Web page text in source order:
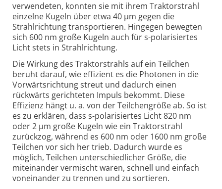
verwendeten, konnten sie mit ihrem Traktorstrahl
einzelne Kugeln über etwa 40 µm gegen die
Strahlrichtung transportieren. Hingegen bewegten
sich 600 nm große Kugeln auch für s-polarisiertes
Licht stets in Strahlrichtung.
Die Wirkung des Traktorstrahls auf ein Teilchen
beruht darauf, wie effizient es die Photonen in die
Vorwärtsrichtung streut und dadurch einen
rückwärts gerichteten Impuls bekommt. Diese
Effizienz hängt u. a. von der Teilchengröße ab. So ist
es zu erklären, dass s-polarisiertes Licht 820 nm
oder 2 µm große Kugeln wie ein Traktorstrahl
zurückzog, während es 600 nm oder 1600 nm große
Teilchen vor sich her trieb. Dadurch wurde es
möglich, Teilchen unterschiedlicher Größe, die
miteinander vermischt waren, schnell und einfach
voneinander zu trennen und zu sortieren.